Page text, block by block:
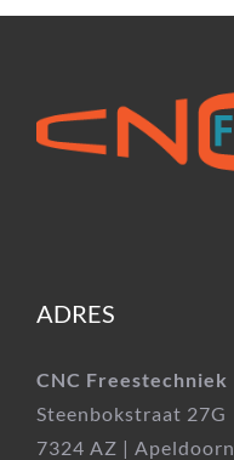
ADRES
CNC Freestechniek
Steenbokstraat 27G
7324 AZ | Apeldoorn